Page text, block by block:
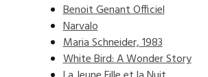
Benoit Genant Officiel
Narvalo
Maria Schneider, 1983
White Bird: A Wonder Story